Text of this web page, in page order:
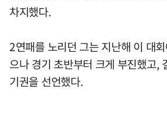
차지했다.
2연패를 노리던 그는 지난해 이 대
으나 경기 초반부터 크게 부진했고,
기권을 선언했다.